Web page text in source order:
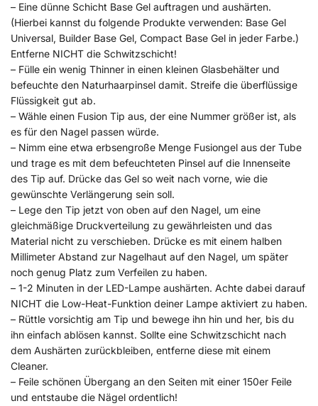
– Eine dünne Schicht Base Gel auftragen und aushärten.
(Hierbei kannst du folgende Produkte verwenden: Base Gel
Universal, Builder Base Gel, Compact Base Gel in jeder Farbe.)
Entferne NICHT die Schwitzschicht!
– Fülle ein wenig Thinner in einen kleinen Glasbehälter und
befeuchte den Naturhaarpinsel damit. Streife die überflüssige
Flüssigkeit gut ab.
– Wähle einen Fusion Tip aus, der eine Nummer größer ist, als
es für den Nagel passen würde.
– Nimm eine etwa erbsengroße Menge Fusiongel aus der Tube
und trage es mit dem befeuchteten Pinsel auf die Innenseite
des Tip auf. Drücke das Gel so weit nach vorne, wie die
gewünschte Verlängerung sein soll.
– Lege den Tip jetzt von oben auf den Nagel, um eine
gleichmäßige Druckverteilung zu gewährleisten und das
Material nicht zu verschieben. Drücke es mit einem halben
Millimeter Abstand zur Nagelhaut auf den Nagel, um später
noch genug Platz zum Verfeilen zu haben.
– 1-2 Minuten in der LED-Lampe aushärten. Achte dabei darauf
NICHT die Low-Heat-Funktion deiner Lampe aktiviert zu haben.
– Rüttle vorsichtig am Tip und bewege ihn hin und her, bis du
ihn einfach ablösen kannst. Sollte eine Schwitzschicht nach
dem Aushärten zurückbleiben, entferne diese mit einem
Cleaner.
– Feile schönen Übergang an den Seiten mit einer 150er Feile
und entstaube die Nägel ordentlich!